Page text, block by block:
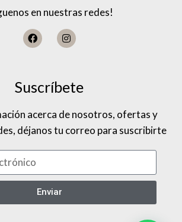
en nuestras redes!
Suscríbete
acerca de nosotros, ofertas y
déjanos tu correo para suscribirte
Enviar